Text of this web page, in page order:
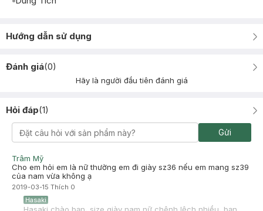
Hướng dẫn sử dụng
Đánh giá(0)
Hãy là người đầu tiên đánh giá
Hỏi đáp(1)
Gửi
Trâm Mỹ
Cho em hỏi em là nữ thường em đi giày sz36 nếu em mang sz39
của nam vừa không ạ
2019-03-15 Thích 0
Hasaki